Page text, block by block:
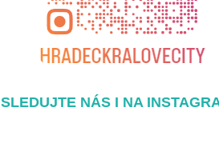
SLEDUJTE NÁS I NA